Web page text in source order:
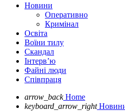
Новини
Оперативно
Кримінал
Освіта
Воїни тилу
Скандал
Інтерв’ю
Файні люди
Співпраця
arrow_back Home
keyboard_arrow_right